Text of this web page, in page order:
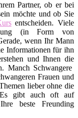
Partner, ob er bei
möchte und ob Sie
entscheiden. Viele
(in Form von
wenn Ihr Mann
Informationen für ihn
und Ihnen die
Manch Schwangere
Frauen und
lieber ohne die
Es gibt auch oft auf
beste Freunding